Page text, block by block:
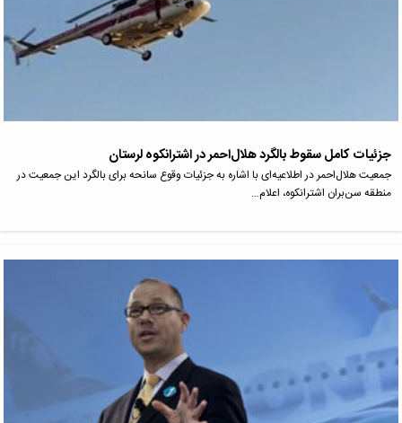
جزئیات کامل سقوط بالگرد هلال‌احمر در اشترانکوه لرستان
جمعیت هلال‌احمر در اطلاعیه‌ای با اشاره به جزئیات وقوع سانحه برای بالگرد این جمعیت در
منطقه سن‌بران اشترانکوه، اعلام…